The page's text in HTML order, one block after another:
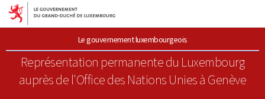
Aller au menu principal
Aller au contenu
Le gouvernement luxembourgeois
Représentation permanente du Luxembourg
auprès de l'Office des Nations Unies à Genève